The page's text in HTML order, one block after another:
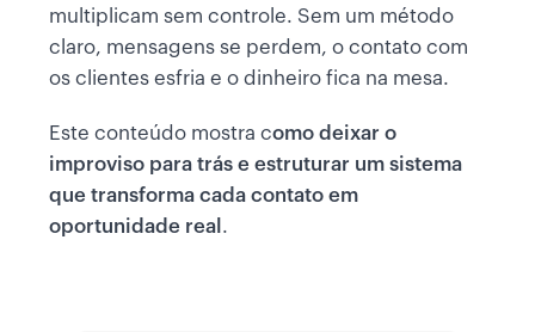
multiplicam sem controle. Sem um método
claro, mensagens se perdem, o contato com
os clientes esfria e o dinheiro fica na mesa.
Este conteúdo mostra como deixar o
improviso para trás e estruturar um sistema
que transforma cada contato em
oportunidade real .